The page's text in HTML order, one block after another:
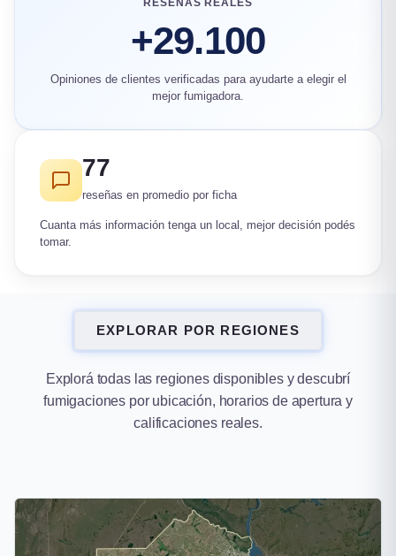
+29.100
Opiniones de clientes verificadas para ayudarte a elegir el
mejor fumigadora.
77
reseñas en promedio por ficha
Cuanta más información tenga un local, mejor decisión podés
tomar.
EXPLORAR POR REGIONES
Explorá todas las regiones disponibles y descubrí
fumigaciones por ubicación, horarios de apertura y
calificaciones reales.